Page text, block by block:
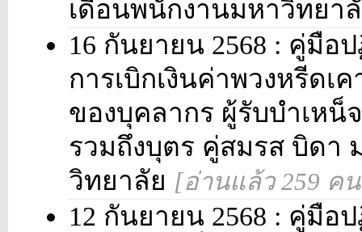
เดือนพนักงานมหาวิทยา
16 กันยายน 2568 : คู่มือ
การเบิกเงินค่าพวงหรีด
ของบุคลากร ผู้รับบำเห
รวมถึงบุตร คู่สมรส บิดา
วิทยาลัย [อ่านแล้ว 259 ค
12 กันยายน 2568 : คู่มือ